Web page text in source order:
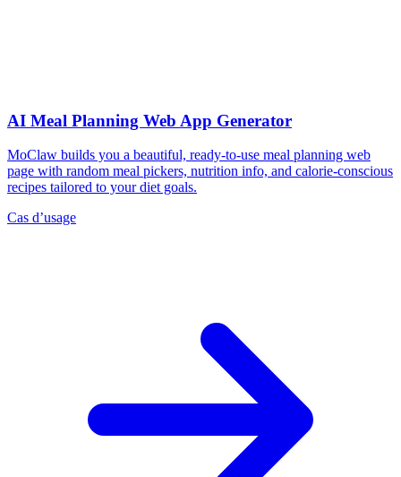
AI Meal Planning Web App Generator
MoClaw builds you a beautiful, ready-to-use meal planning web
page with random meal pickers, nutrition info, and calorie-conscious
recipes tailored to your diet goals.
Cas d’usage